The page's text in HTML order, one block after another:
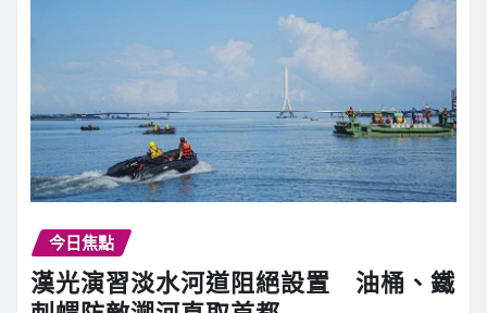
今日焦點
漢光演習淡水河道阻絕設置 油桶、鐵